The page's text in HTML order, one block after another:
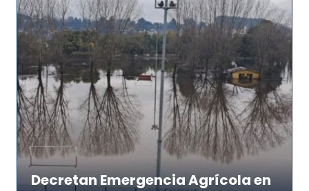
Decretan Emergencia Agrícola en